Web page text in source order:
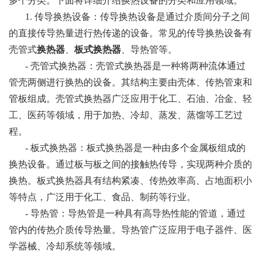
1. 传导换热设备：传导换热设备是通过介质间分子之间
的直接传导热量进行热传递的设备。常见的传导换热设备有
壳管式换热器 板式换热器 、导热管等。
- 壳管式换热器：壳管式换热器是一种将两种流体通过
管壳两侧进行换热的设备。其结构主要由壳体、传热管束和
管板组成。壳管式换热器广泛应用于化工、石油、冶金、轻
工、医药等领域，用于加热、冷却、蒸发、蒸馏等工艺过
程。
- 板式换热器：板式换热器是一种由多个金属板组成的
换热设备。通过板与板之间的接触热传导，实现两种介质的
换热。板式换热器具有结构紧凑、传热效率高、占地面积小
等特点，广泛用于化工、食品、制药等行业。
- 导热管：导热管是一种具有高导热性能的管道，通过
管内的传热介质传导热量。导热管广泛应用于电子器件、医
学器械、冷却系统等领域。